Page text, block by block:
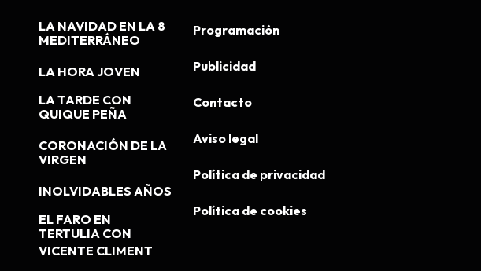
LA NAVIDAD EN LA 8
MEDITERRÁNEO
LA HORA JOVEN
LA TARDE CON
QUIQUE PEÑA
CORONACIÓN DE LA
VIRGEN
INOLVIDABLES AÑOS
EL FARO EN
TERTULIA CON
VICENTE CLIMENT
Programación
Publicidad
Contacto
Aviso legal
Política de privacidad
Política de cookies